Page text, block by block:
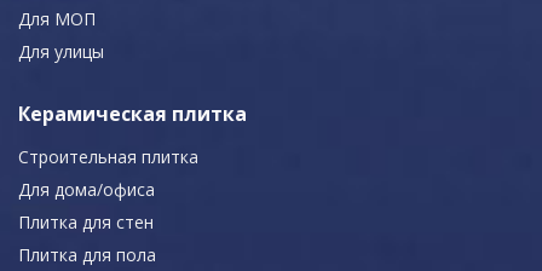
Для МОП
Для улицы
Керамическая плитка
Строительная плитка
Для дома/офиса
Плитка для стен
Плитка для пола